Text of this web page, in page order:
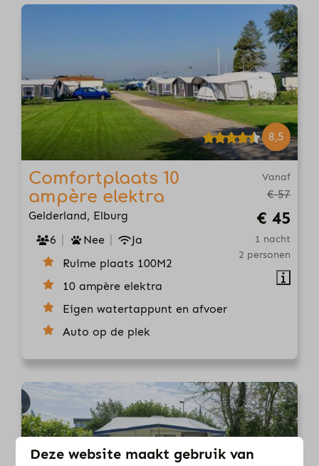
8,5
Vanaf
€ 57
€ 45
1 nacht
2 personen
Comfortplaats 10
ampère elektra
Gelderland, Elburg
6
Nee
Ja
Ruime plaats 100M2
10 ampère elektra
Eigen watertappunt en afvoer
Auto op de plek
Deze website maakt gebruik van